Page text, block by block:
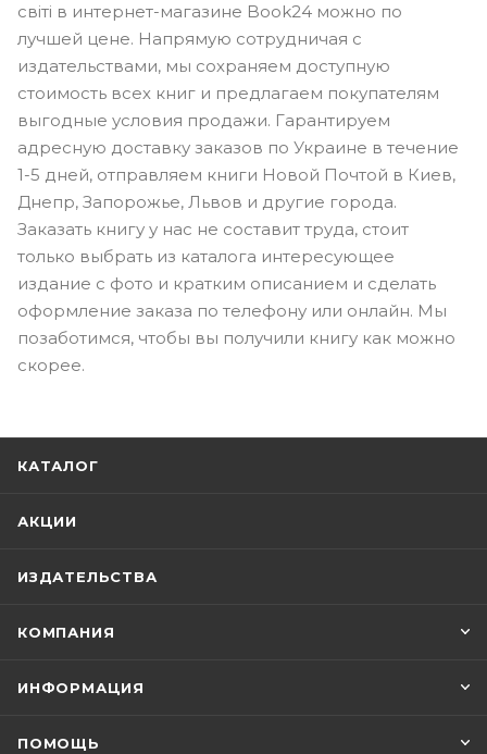
світі в интернет-магазине Book24 можно по
лучшей цене. Напрямую сотрудничая с
издательствами, мы сохраняем доступную
стоимость всех книг и предлагаем покупателям
выгодные условия продажи. Гарантируем
адресную доставку заказов по Украине в течение
1-5 дней, отправляем книги Новой Почтой в Киев,
Днепр, Запорожье, Львов и другие города.
Заказать книгу у нас не составит труда, стоит
только выбрать из каталога интересующее
издание с фото и кратким описанием и сделать
оформление заказа по телефону или онлайн. Мы
позаботимся, чтобы вы получили книгу как можно
скорее.
КАТАЛОГ
АКЦИИ
ИЗДАТЕЛЬСТВА
КОМПАНИЯ
ИНФОРМАЦИЯ
ПОМОЩЬ